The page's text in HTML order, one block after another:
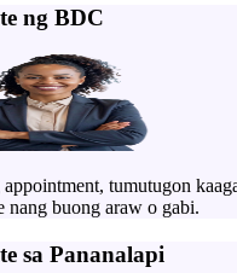
ng BDC
tumutugon
nang buong araw o gabi.
sa Pananalapi